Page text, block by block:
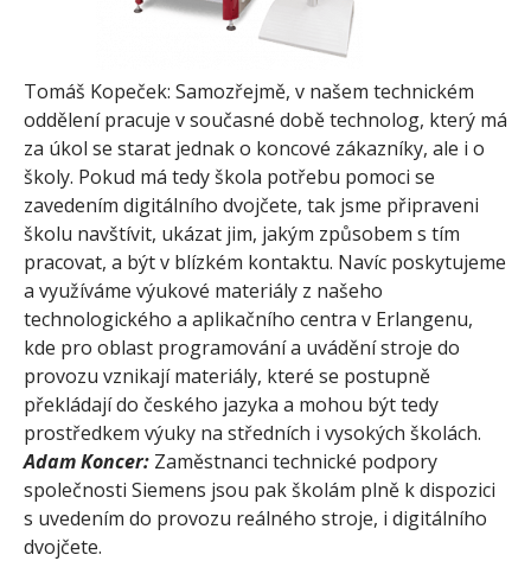
Tomáš Kopeček: Samozřejmě, v našem technickém
oddělení pracuje v současné době technolog, který má
za úkol se starat jednak o koncové zákazníky, ale i o
školy. Pokud má tedy škola potřebu pomoci se
zavedením digitálního dvojčete, tak jsme připraveni
školu navštívit, ukázat jim, jakým způsobem s tím
pracovat, a být v blízkém kontaktu. Navíc poskytujeme
a využíváme výukové materiály z našeho
technologického a aplikačního centra v Erlangenu,
kde pro oblast programování a uvádění stroje do
provozu vznikají materiály, které se postupně
překládají do českého jazyka a mohou být tedy
prostředkem výuky na středních i vysokých školách.
Adam Koncer: Zaměstnanci technické podpory
společnosti Siemens jsou pak školám plně k dispozici
s uvedením do provozu reálného stroje, i digitálního
dvojčete.